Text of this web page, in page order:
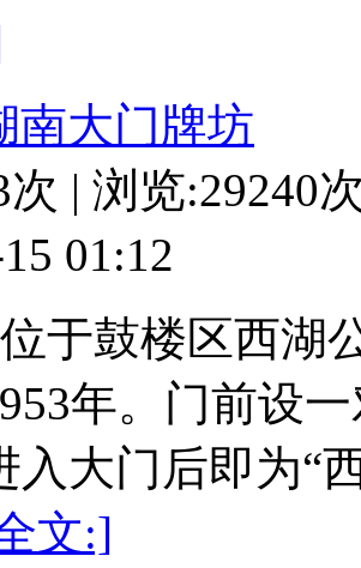
南大门牌坊
| 浏览:29240
01:12
于鼓楼区西湖
年。门前设
入大门后即为“
文:]